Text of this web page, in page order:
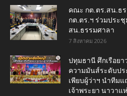
คณะ กต.ตร.สน.ธ
กต.ตร.ฯ ร่วมประ
สน.ธรรมศาลา
7 สิงหาคม 2026
ปทุมธานี ศึกเรือยา
ความมันส์ระดับปร
เพียบผู้ว่าฯ นำทีม
เจ้าพระยา นาวา